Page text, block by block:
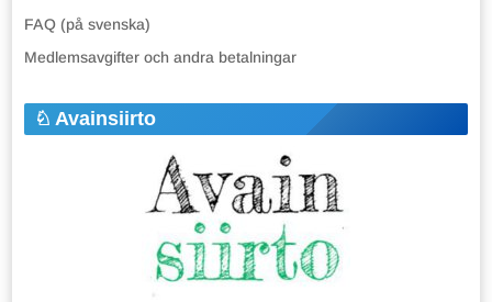
FAQ (på svenska)
Medlemsavgifter och andra betalningar
Avainsiirto